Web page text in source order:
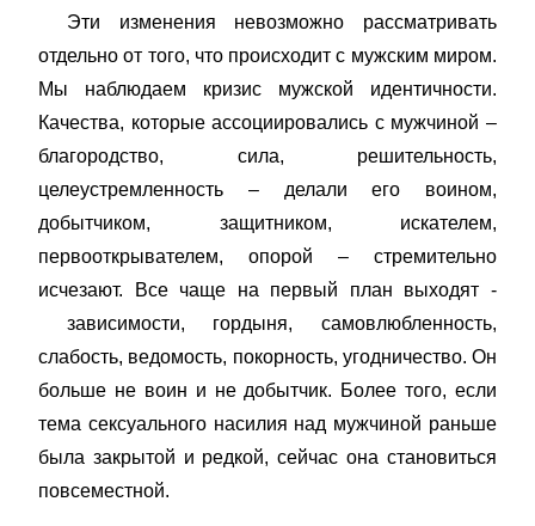
Эти изменения невозможно рассматривать
отдельно от того, что происходит с мужским миром.
Мы наблюдаем кризис мужской идентичности.
Качества, которые ассоциировались с мужчиной –
благородство, сила, решительность,
целеустремленность – делали его воином,
добытчиком, защитником, искателем,
первооткрывателем, опорой – стремительно
исчезают. Все чаще на первый план выходят -
зависимости, гордыня, самовлюбленность,
слабость, ведомость, покорность, угодничество. Он
больше не воин и не добытчик. Более того, если
тема сексуального насилия над мужчиной раньше
была закрытой и редкой, сейчас она становиться
повсеместной.